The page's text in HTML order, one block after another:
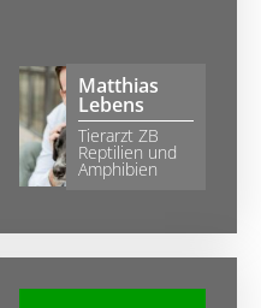
Matthias
Lebens
Tierarzt ZB
Reptilien und
Amphibien